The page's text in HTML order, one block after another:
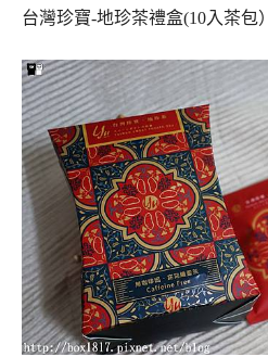
台灣珍寶-地珍茶禮盒(10入茶包）